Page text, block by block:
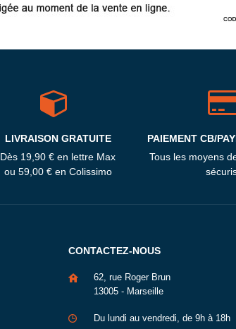
LIVRAISON GRATUITE
Dès 19,90 € en lettre Max
ou 59,00 € en Colissimo
PAIEMENT CB/
Tous les moyens
CONTACTEZ-NOUS
62, rue Roger Brun
13005 - Marseille
Du lundi au vendredi, de 9h à 18h